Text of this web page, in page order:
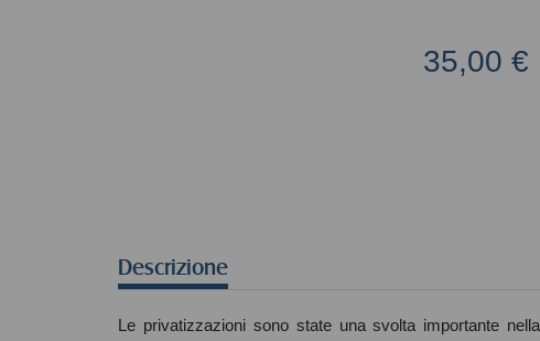
35,00 €
Descrizione
Le privatizzazioni sono state una svolta importante